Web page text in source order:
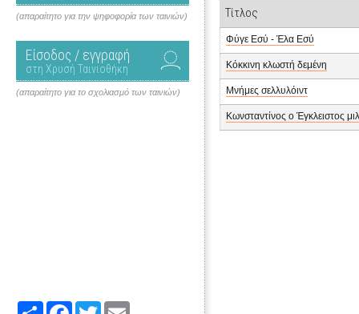
(απαραίτητο για την ψηφοφορία των ταινιών)
Είσοδος / εγγραφή
στη Χρυσή Ταινιοθήκη
(απαραίτητο για το σχολιασμό των ταινιών)
Share FacebookTwitter
Τίτλος
Φύγε Εσύ - Έλα Εσύ
Κόκκινη κλωστή δεμένη
Μνήμες σελλυλόιντ
Κωνσταντίνος ο Έγκλειστος